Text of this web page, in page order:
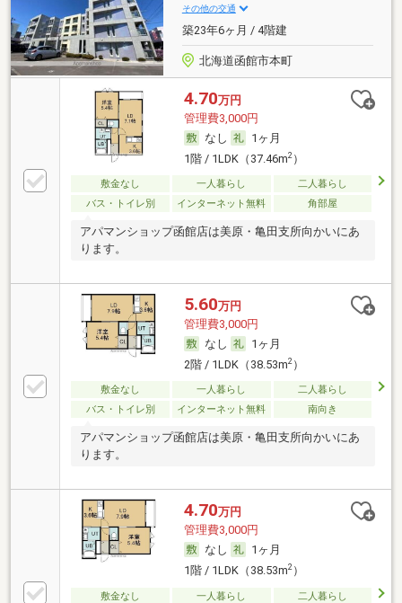
その他の交通
築23年6ヶ月 / 4階建
北海道函館市本町
4.70万円
管理費3,000円
なし
1ヶ月
1階 / 1LDK（37.46m2）
敷金なし 一人暮らし
二人暮らし
バス・トイレ別
インターネット無料 角部屋
アパマンショップ函館店は美原・亀田支所向かいにあ
ります。
5.60万円
管理費3,000円
なし
1ヶ月
2階 / 1LDK（38.53m2）
敷金なし 一人暮らし
二人暮らし
バス・トイレ別
インターネット無料 南向き
アパマンショップ函館店は美原・亀田支所向かいにあ
ります。
4.70万円
管理費3,000円
なし
1ヶ月
1階 / 1LDK（38.53m2）
敷金なし 一人暮らし
二人暮らし